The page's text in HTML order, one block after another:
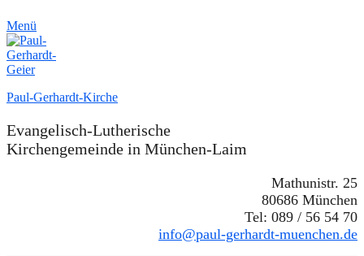
Menü
Paul-Gerhardt-Kirche
Evangelisch-Lutherische
Kirchengemeinde in München-Laim
Mathunistr. 25
80686 München
Tel: 089 / 56 54 70
info@paul-gerhardt-muenchen.de